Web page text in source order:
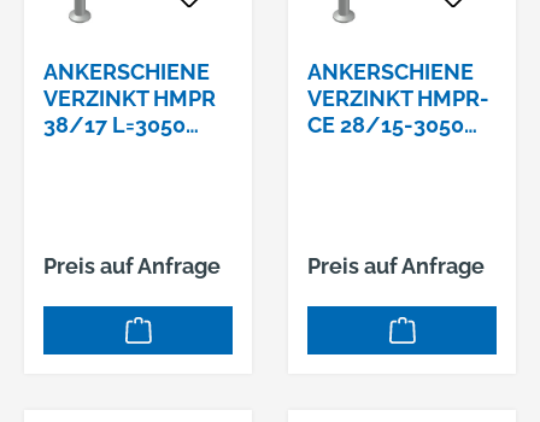
ANKERSCHIENE
VERZINKT HMPR
38/17 L=3050
Preis auf Anfrage
ANKERSCHIENE
VERZINKT HMPR-
CE 28/15-3050
Preis auf Anfrage